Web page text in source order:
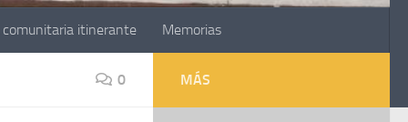
itinerante Memorias
0 MÁS